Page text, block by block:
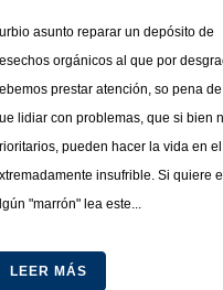
asunto reparar un depósito de
orgánicos al que por
prestar atención, so pena
lidiar con problemas, que si bien
pueden hacer la vida en
insufrible. Si quiere
"marrón" lea este...
LEER MÁS